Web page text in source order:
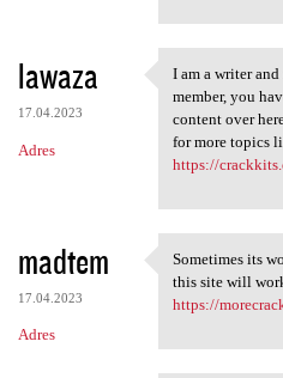
lawaza
17.04.2023
Adres
I am a writer
I am a writer
member, you
content over
for more topics
https://
madtem
17.04.2023
Adres
Sometimes its
Sometimes its
this site will
https://